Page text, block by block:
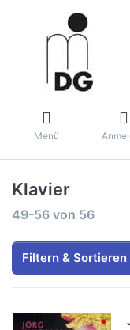
Menü
Klavier
49-56 von 56
Filtern & Sortieren